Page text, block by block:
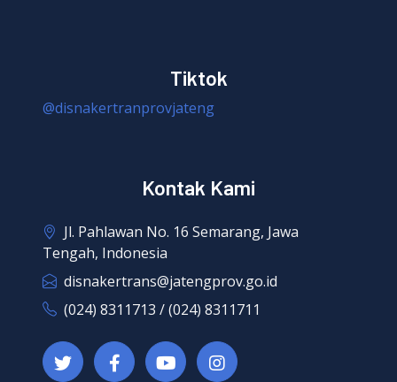
Tiktok
@disnakertranprovjateng
Kontak Kami
Jl. Pahlawan No. 16 Semarang, Jawa
Tengah, Indonesia
disnakertrans@jatengprov.go.id
(024) 8311713 / (024) 8311711